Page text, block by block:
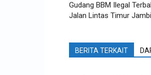
Gudang BBM Ilegal
Jalan Lintas Timur Jambi
BERITA TERKAIT